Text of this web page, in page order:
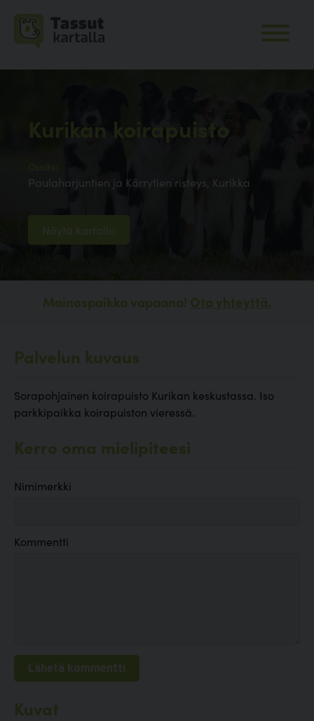
Kurikan koirapuisto
Paulaharjuntien ja Kärrytien risteys, Kurikka
Näytä kartalla
Mainospaikka vapaana! Ota yhteyttä.
Palvelun kuvaus
Sorapohjainen koirapuisto Kurikan keskustassa. Iso
parkkipaikka koirapuiston vieressä.
Kerro oma mielipiteesi
Nimimerkki
Kommentti
Kuvat